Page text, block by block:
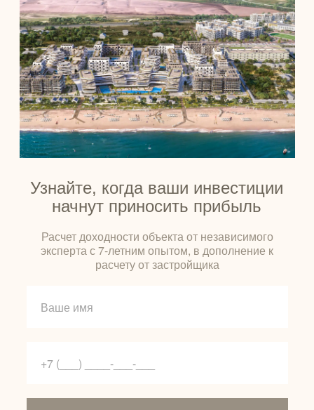
Расчет доходности объекта от независимого
эксперта с 7-летним опытом, в дополнение к
расчету от застройщика
Узнайте, когда ваши инвестиции
начнут приносить прибыль